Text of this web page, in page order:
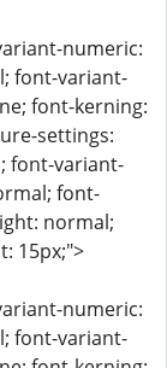
numeric:
font-variant-
font-kerning:
settings:
font-variant-
font-
normal;
15px;">
numeric:
font-variant-